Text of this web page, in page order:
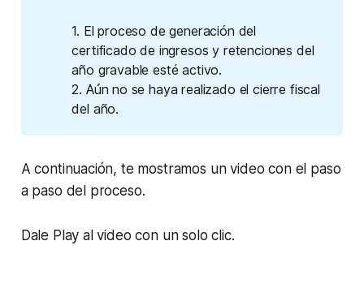
1. El proceso de generación del
certificado de ingresos y retenciones del
año gravable esté activo.
2. Aún no se haya realizado el cierre fiscal
del año.
A continuación, te mostramos un video con el paso
a paso del proceso.
Dale Play al video con un solo clic.